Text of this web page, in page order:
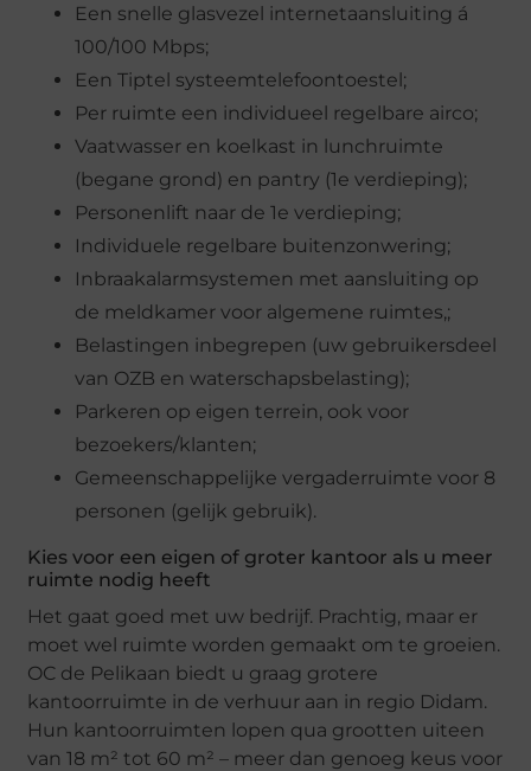
Een snelle glasvezel internetaansluiting á
100/100 Mbps;
Een Tiptel systeemtelefoontoestel;
Per ruimte een individueel regelbare airco;
Vaatwasser en koelkast in lunchruimte
(begane grond) en pantry (1e verdieping);
Personenlift naar de 1e verdieping;
Individuele regelbare buitenzonwering;
Inbraakalarmsystemen met aansluiting op
de meldkamer voor algemene ruimtes,;
Belastingen inbegrepen (uw gebruikersdeel
van OZB en waterschapsbelasting);
Parkeren op eigen terrein, ook voor
bezoekers/klanten;
Gemeenschappelijke vergaderruimte voor 8
personen (gelijk gebruik).
Kies voor een eigen of groter kantoor als u meer
ruimte nodig heeft
Het gaat goed met uw bedrijf. Prachtig, maar er
moet wel ruimte worden gemaakt om te groeien.
OC de Pelikaan biedt u graag grotere
kantoorruimte in de verhuur aan in regio Didam.
Hun kantoorruimten lopen qua grootten uiteen
van 18 m² tot 60 m² – meer dan genoeg keus voor